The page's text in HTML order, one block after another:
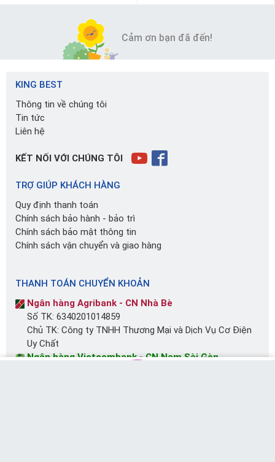
Cảm ơn bạn đã đến!
KING BEST
Thông tin về chúng tôi
Tin tức
Liên hệ
KẾT NỐI VỚI CHÚNG TÔI
TRỢ GIÚP KHÁCH HÀNG
Quy định thanh toán
Chính sách bảo hành - bảo trì
Chính sách bảo mật thông tin
Chính sách vận chuyển và giao hàng
THANH TOÁN CHUYỂN KHOẢN
Ngân hàng Agribank - CN Nhà Bè
Số TK: 6340201014859
Chủ TK: Công ty TNHH Thương Mại và Dịch Vụ Cơ Điện
Uy Chất
Ngân hàng Vietcombank - CN Nam Sài Gòn